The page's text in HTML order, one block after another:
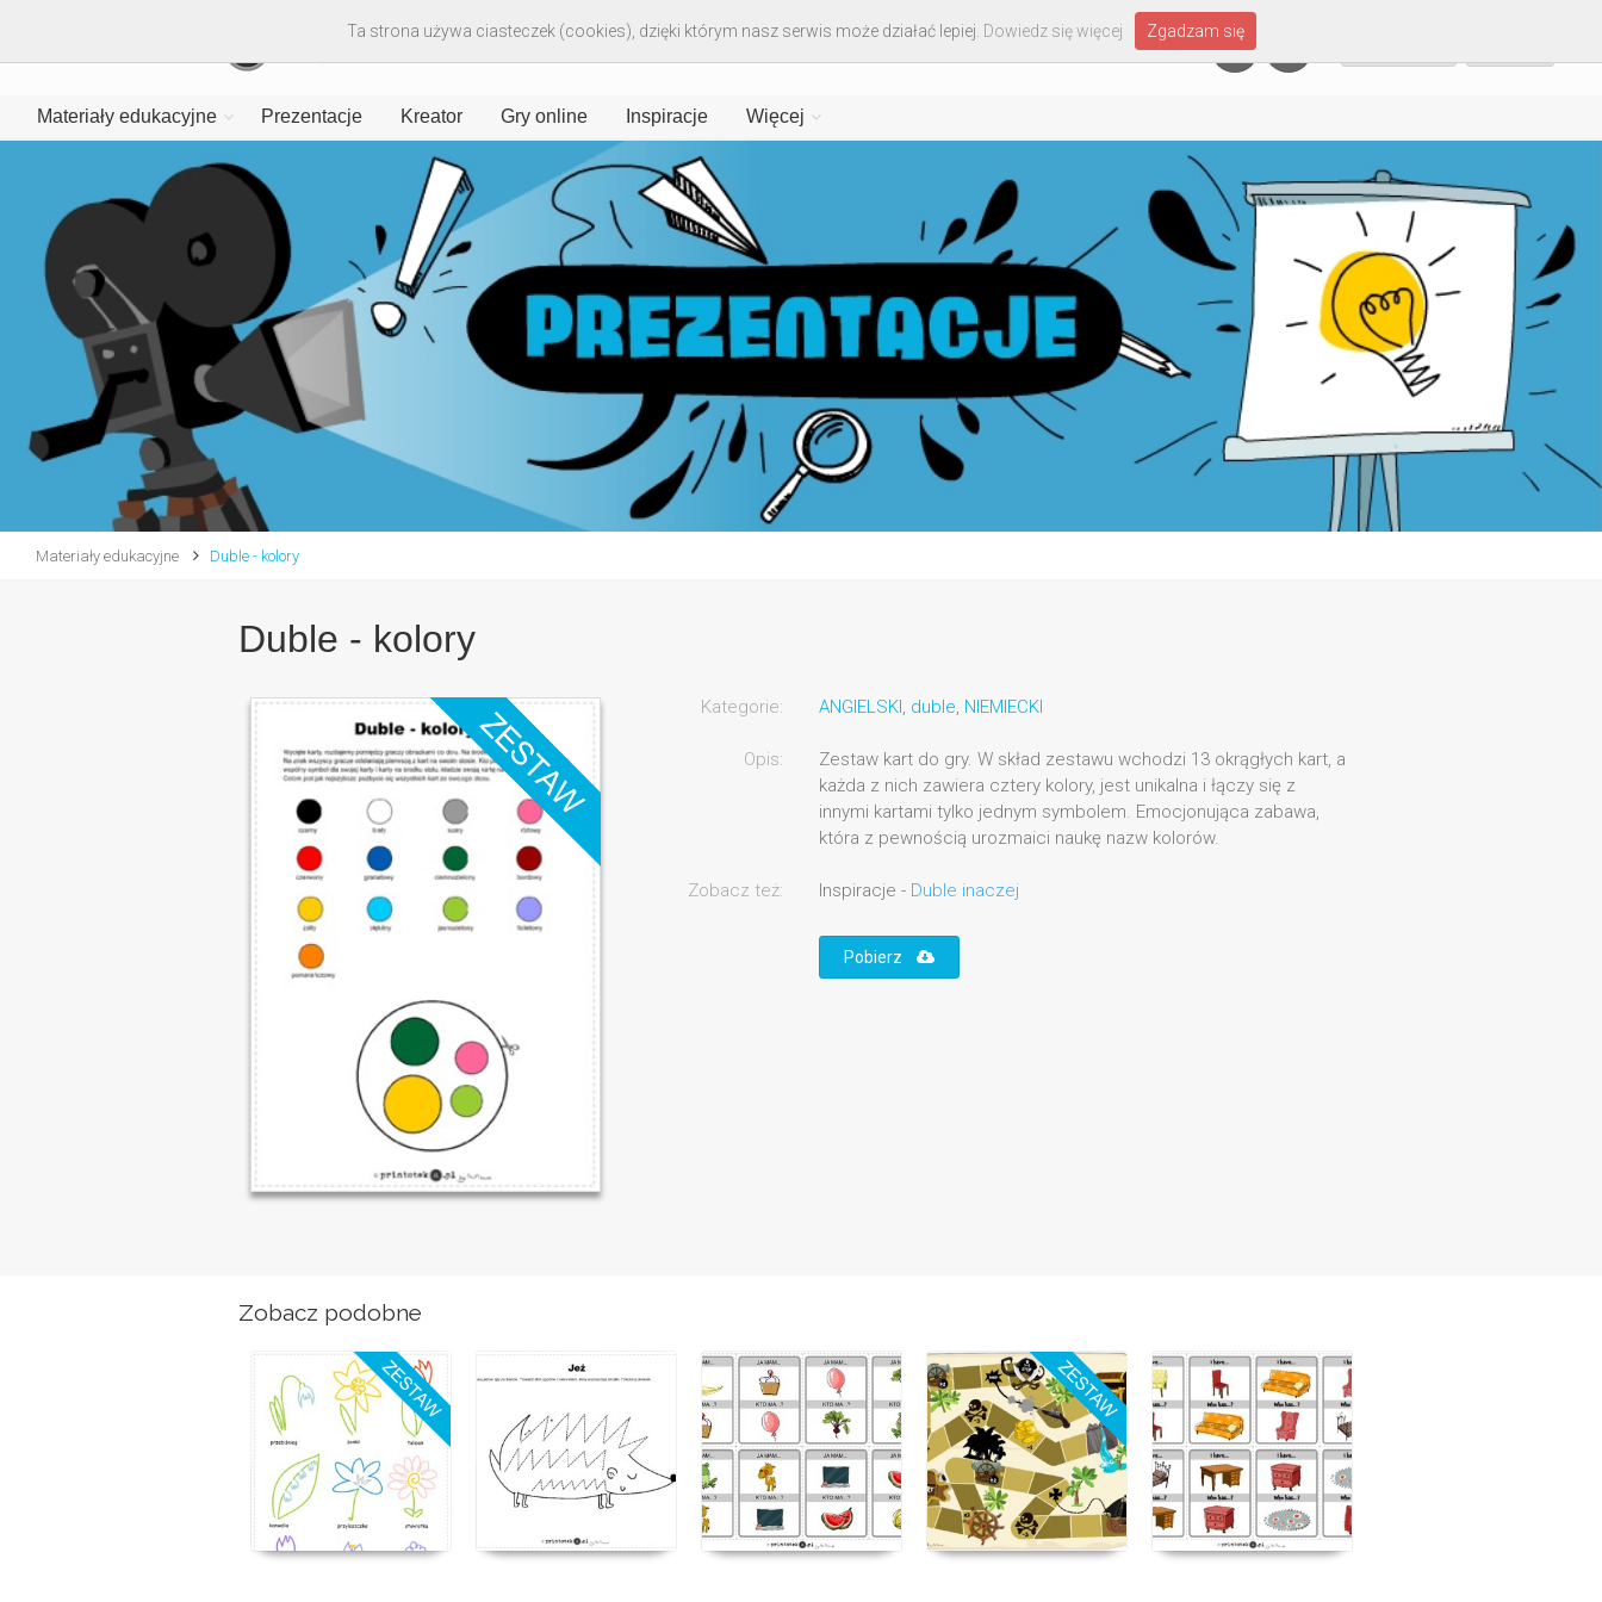
Materiały edukacyjne Prezentacje Kreator Gry online Inspiracje Więcej
Materiały edukacyjne Duble - kolory
Duble - kolory
Kategorie: ANGIELSKI, duble, NIEMIECKI
Opis:
Zestaw kart do gry. W skład zestawu wchodzi 13 okrągłych kart, a
każda z nich zawiera cztery kolory, jest unikalna i łączy się z
innymi kartami tylko jednym symbolem. Emocjonująca zabawa,
która z pewnością urozmaici naukę nazw kolorów.
Zobacz też: Inspiracje - Duble inaczej
Pobierz
Zobacz podobne
Ta strona używa ciasteczek (cookies), dzięki którym nasz serwis może działać lepiej. Dowiedz się więcej Zgadzam się